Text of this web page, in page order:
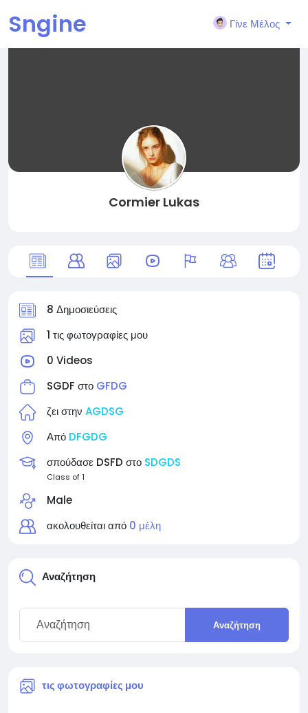
Sngine Γίνε Μέλος
Cormier Lukas
8 Δημοσιεύσεις
1 τις φωτογραφίες μου
0 Videos
SGDF στο GFDG
ζει στην AGDSG
Από DFGDG
σπούδασε DSFD στο SDGDS
Class of 1
Male
ακολουθείται από 0 μέλη
Αναζήτηση
Αναζήτηση
τις φωτογραφίες μου